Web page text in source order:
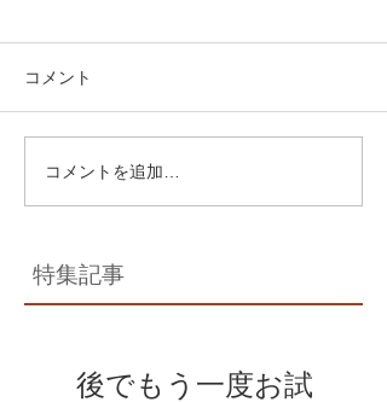
コメント
コメントを追加…
特集記事
後でもう一度お試